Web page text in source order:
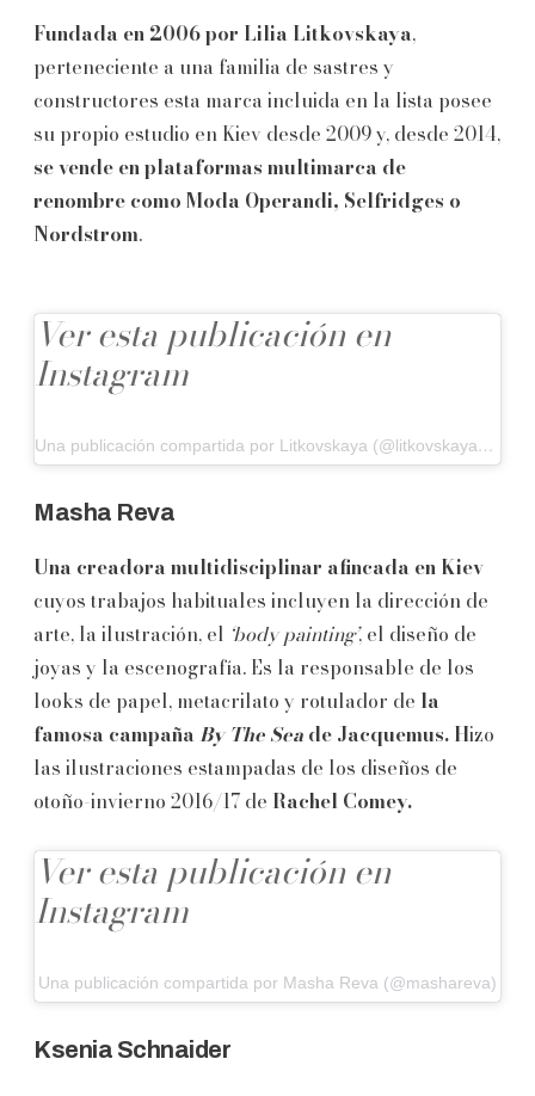
Fundada en 2006 por Lilia Litkovskaya,
perteneciente a una familia de sastres y
constructores esta marca incluida en la lista posee
su propio estudio en Kiev desde 2009 y, desde 2014,
se vende en plataformas multimarca de
renombre como Moda Operandi, Selfridges o
Nordstrom.
Ver esta publicación en
Instagram
Una publicación compartida por Litkovskaya (@litkovskaya_official)
Masha Reva
Una creadora multidisciplinar afincada en Kiev
cuyos trabajos habituales incluyen la dirección de
arte, la ilustración, el ‘body painting’, el diseño de
joyas y la escenografía. Es la responsable de los
looks de papel, metacrilato y rotulador de la
famosa campañaBy The Sea de Jacquemus. Hizo
las ilustraciones estampadas de los diseños de
otoño-invierno 2016/17 de Rachel Comey.
Ver esta publicación en
Instagram
Una publicación compartida por Masha Reva (@mashareva)
Ksenia Schnaider